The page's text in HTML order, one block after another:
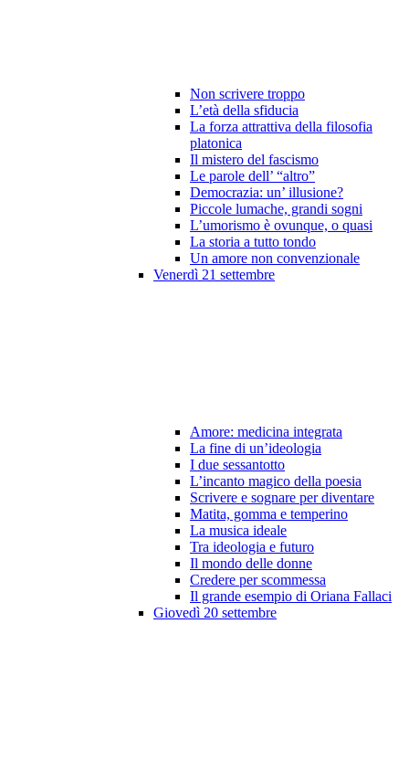
Non scrivere troppo
L’età della sfiducia
La forza attrattiva della filosofia
platonica
Il mistero del fascismo
Le parole dell’ “altro”
Democrazia: un’ illusione?
Piccole lumache, grandi sogni
L’umorismo è ovunque, o quasi
La storia a tutto tondo
Un amore non convenzionale
Venerdì 21 settembre
Amore: medicina integrata
La fine di un’ideologia
I due sessantotto
L’incanto magico della poesia
Scrivere e sognare per diventare
Matita, gomma e temperino
La musica ideale
Tra ideologia e futuro
Il mondo delle donne
Credere per scommessa
Il grande esempio di Oriana Fallaci
Giovedì 20 settembre